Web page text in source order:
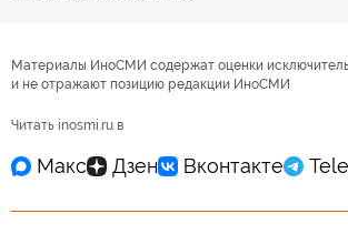
Материалы ИноСМИ содержат оценки
и не отражают позицию редакции ИноСМИ
Читать inosmi.ru в